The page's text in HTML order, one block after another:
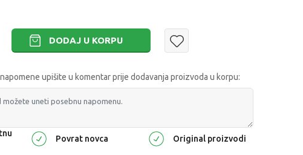
DODAJ U KORPU
upišite u komentar prije dodavanja proizvoda u korpu:
Povrat novca Original proizvodi